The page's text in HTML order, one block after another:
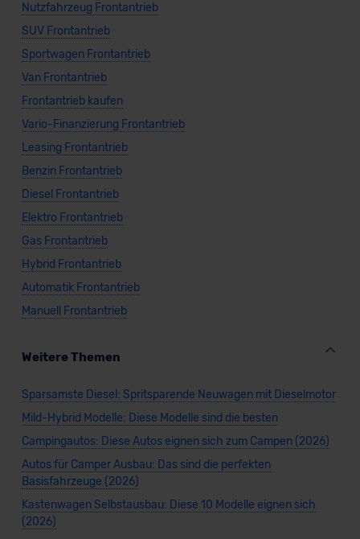
Nutzfahrzeug Frontantrieb
SUV Frontantrieb
Sportwagen Frontantrieb
Van Frontantrieb
Frontantrieb kaufen
Vario-Finanzierung Frontantrieb
Leasing Frontantrieb
Benzin Frontantrieb
Diesel Frontantrieb
Elektro Frontantrieb
Gas Frontantrieb
Hybrid Frontantrieb
Automatik Frontantrieb
Manuell Frontantrieb
Weitere Themen
Sparsamste Diesel: Spritsparende Neuwagen mit Dieselmotor
Mild-Hybrid Modelle: Diese Modelle sind die besten
Campingautos: Diese Autos eignen sich zum Campen (2026)
Autos für Camper Ausbau: Das sind die perfekten
Basisfahrzeuge (2026)
Kastenwagen Selbstausbau: Diese 10 Modelle eignen sich
(2026)